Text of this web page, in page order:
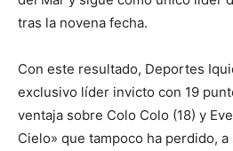
tras la novena fecha.
Con este resultado, Deportes
exclusivo líder invicto con 19
ventaja sobre Colo Colo (18) y
Cielo» que tampoco ha perdido,